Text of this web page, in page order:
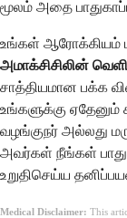
மூலம் அதை
உங்கள் ஆரோக்கியம்
அமாக்சிசிலின்
சாத்தியமான பக்க
உங்களுக்கு
வழங்குநர் அல்லது
அவர்கள் நீங்கள்
உறுதிசெய்ய
Medical Disclaimer: This